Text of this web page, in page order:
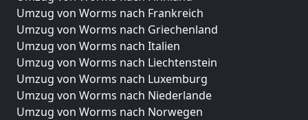
Umzug von Worms nach Frankreich
Umzug von Worms nach Griechenland
Umzug von Worms nach Italien
Umzug von Worms nach Liechtenstein
Umzug von Worms nach Luxemburg
Umzug von Worms nach Niederlande
Umzug von Worms nach Norwegen